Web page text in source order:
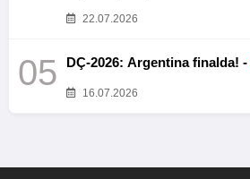
22.07.2026
05 DÇ-2026: Argentina finalda! -
16.07.2026